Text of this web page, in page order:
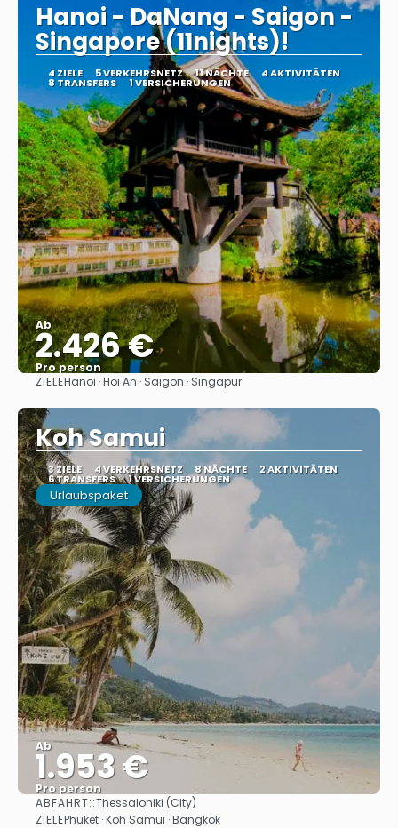
Hanoi - DaNang - Saigon -
Singapore (11nights)!
4 ZIELE 5 VERKEHRSNETZ 11 NÄCHTE 4 AKTIVITÄTEN
8 TRANSFERS 1 VERSICHERUNGEN
Ab
2.426 €
Pro person
Sehen
ZIELEHanoi · Hoi An · Saigon · Singapur
Koh Samui
3 ZIELE 4 VERKEHRSNETZ 8 NÄCHTE 2 AKTIVITÄTEN
6 TRANSFERS 1 VERSICHERUNGEN
Urlaubspaket
Ab
1.953 €
Pro person
Sehen
ABFAHRT::Thessaloniki (City)
ZIELEPhuket · Koh Samui · Bangkok